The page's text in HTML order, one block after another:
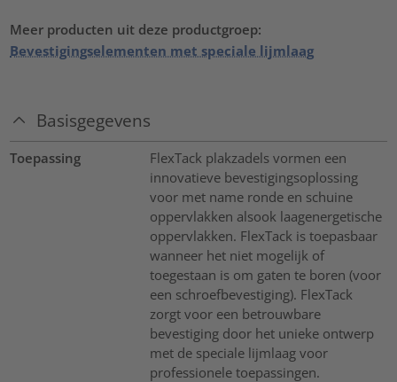
Meer producten uit deze productgroep:
Bevestigingselementen met speciale lijmlaag
Basisgegevens
Toepassing
FlexTack plakzadels vormen een
innovatieve bevestigingsoplossing
voor met name ronde en schuine
oppervlakken alsook laagenergetische
oppervlakken. FlexTack is toepasbaar
wanneer het niet mogelijk of
toegestaan is om gaten te boren (voor
een schroefbevestiging). FlexTack
zorgt voor een betrouwbare
bevestiging door het unieke ontwerp
met de speciale lijmlaag voor
professionele toepassingen.